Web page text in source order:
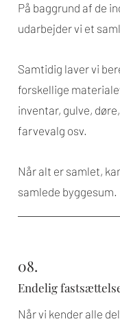
På baggrund af de
udarbejder vi et
Samtidig laver vi
forskellige
inventar, gulve,
farvevalg osv.
Når alt er samlet,
samlede byggesum.
08.
Endelig
Når vi kender alle